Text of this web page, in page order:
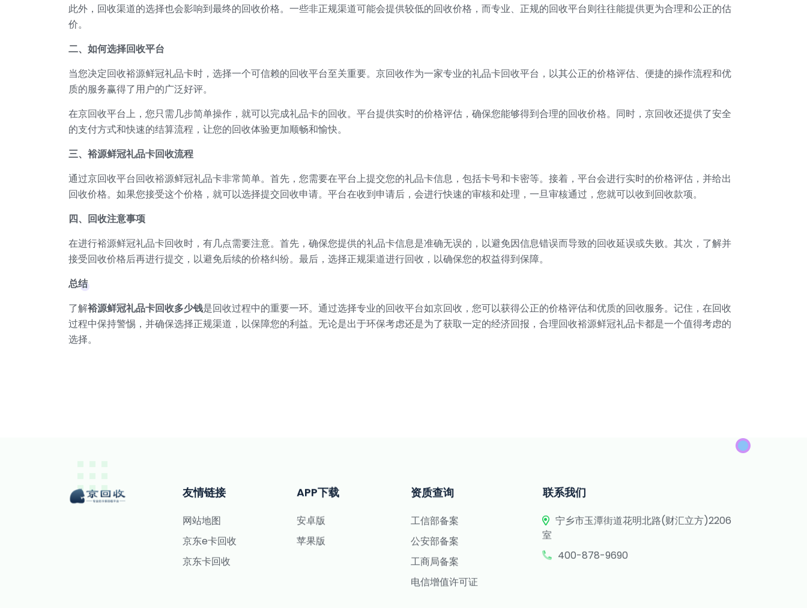
此外，回收渠道的选择也会影响到最终的回收价格。一些非正规渠道可能会提供较低的回收价格，而专业、正规的回收平台则往往能提供更为合理和公正的估
价。
二、如何选择回收平台
当您决定回收裕源鲜冠礼品卡时，选择一个可信赖的回收平台至关重要。京回收作为一家专业的礼品卡回收平台，以其公正的价格评估、便捷的操作流程和优
质的服务赢得了用户的广泛好评。
在京回收平台上，您只需几步简单操作，就可以完成礼品卡的回收。平台提供实时的价格评估，确保您能够得到合理的回收价格。同时，京回收还提供了安全
的支付方式和快速的结算流程，让您的回收体验更加顺畅和愉快。
三、裕源鲜冠礼品卡回收流程
通过京回收平台回收裕源鲜冠礼品卡非常简单。首先，您需要在平台上提交您的礼品卡信息，包括卡号和卡密等。接着，平台会进行实时的价格评估，并给出
回收价格。如果您接受这个价格，就可以选择提交回收申请。平台在收到申请后，会进行快速的审核和处理，一旦审核通过，您就可以收到回收款项。
四、回收注意事项
在进行裕源鲜冠礼品卡回收时，有几点需要注意。首先，确保您提供的礼品卡信息是准确无误的，以避免因信息错误而导致的回收延误或失败。其次，了解并
接受回收价格后再进行提交，以避免后续的价格纠纷。最后，选择正规渠道进行回收，以确保您的权益得到保障。
总结
了解裕源鲜冠礼品卡回收多少钱是回收过程中的重要一环。通过选择专业的回收平台如京回收，您可以获得公正的价格评估和优质的回收服务。记住，在回收
过程中保持警惕，并确保选择正规渠道，以保障您的利益。无论是出于环保考虑还是为了获取一定的经济回报，合理回收裕源鲜冠礼品卡都是一个值得考虑的
选择。
友情链接
网站地图
京东e卡回收
京东卡回收
APP下载
安卓版
苹果版
资质查询
工信部备案
公安部备案
工商局备案
电信增值许可证
联系我们
宁乡市玉潭街道花明北路(财汇立方)2206
室
400-878-9690